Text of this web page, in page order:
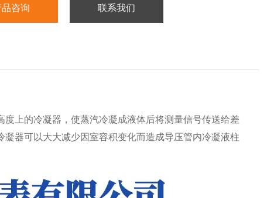
品咨询 联系我们
上的冷凝器，使蒸汽冷凝成液体后将测量信号传送给差
器可以大大减少因室容积变化而造成导压管内冷凝液柱